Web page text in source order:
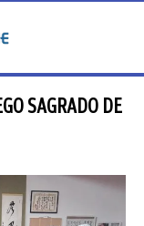
SAGRADO DE